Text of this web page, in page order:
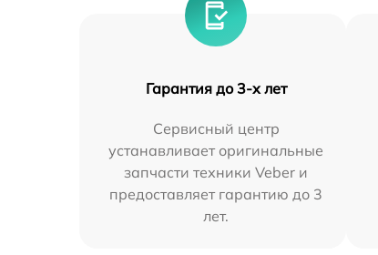
Гарантия до 3-х лет
Сервисный центр
устанавливает оригинальные
запчасти техники Veber и
предоставляет гарантию до 3
лет.